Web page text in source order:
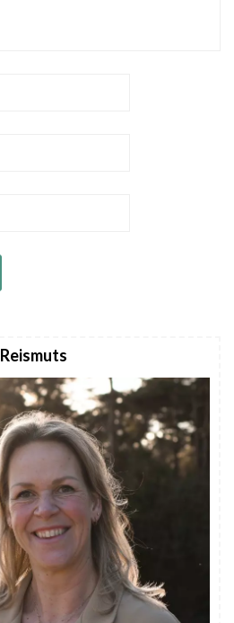
Reismuts